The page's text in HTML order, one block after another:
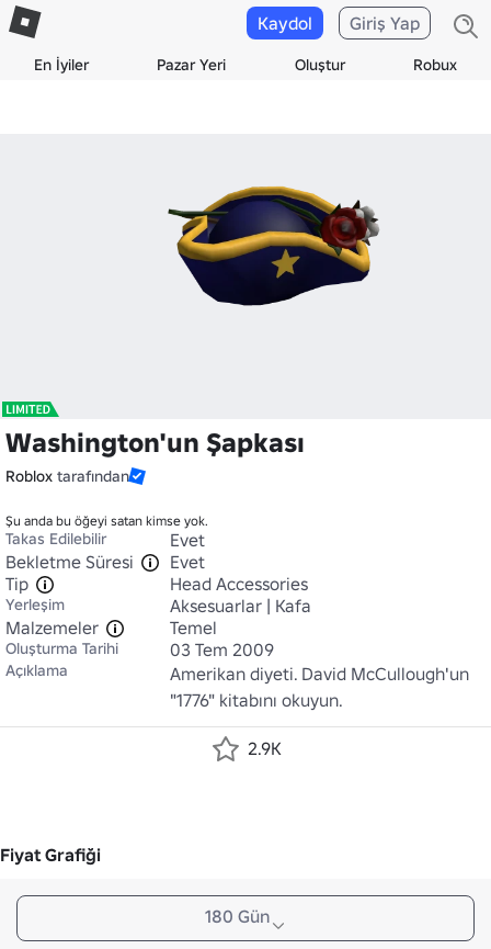
En İyiler Pazar Yeri Oluştur Robux
Kaydol Giriş Yap
Washington'un Şapkası
Roblox tarafından
Şu anda bu öğeyi satan kimse yok.
Takas Edilebilir
Evet
Bekletme Süresi
Evet
Tip
Head Accessories
Yerleşim
Aksesuarlar | Kafa
Malzemeler
Temel
Oluşturma Tarihi 03 Tem 2009
Açıklama
Amerikan diyeti. David McCullough'un
"1776" kitabını okuyun.
2.9K
Fiyat Grafiği
180 Gün